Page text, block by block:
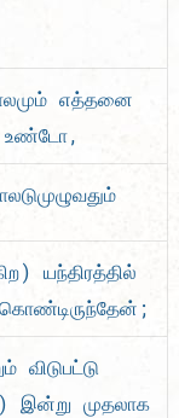
எத்தனை
உண்டோ,
யந்திரத்தில்
விடுபட்டு
இன்று முதலாக